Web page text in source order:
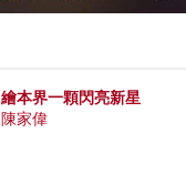
繪本界一顆閃亮新星
陳家偉